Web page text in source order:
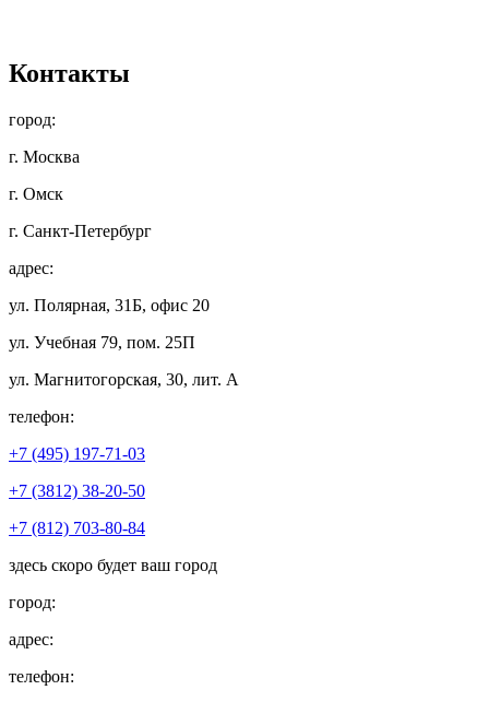
Контакты
город:
г. Москва
г. Омск
г. Санкт-Петербург
адрес:
ул. Полярная, 31Б, офис 20
ул. Учебная 79, пом. 25П
ул. Магнитогорская, 30, лит. А
телефон:
+7 (495) 197-71-03
+7 (3812) 38-20-50
+7 (812) 703-80-84
здесь скоро будет ваш город
город:
адрес:
телефон: